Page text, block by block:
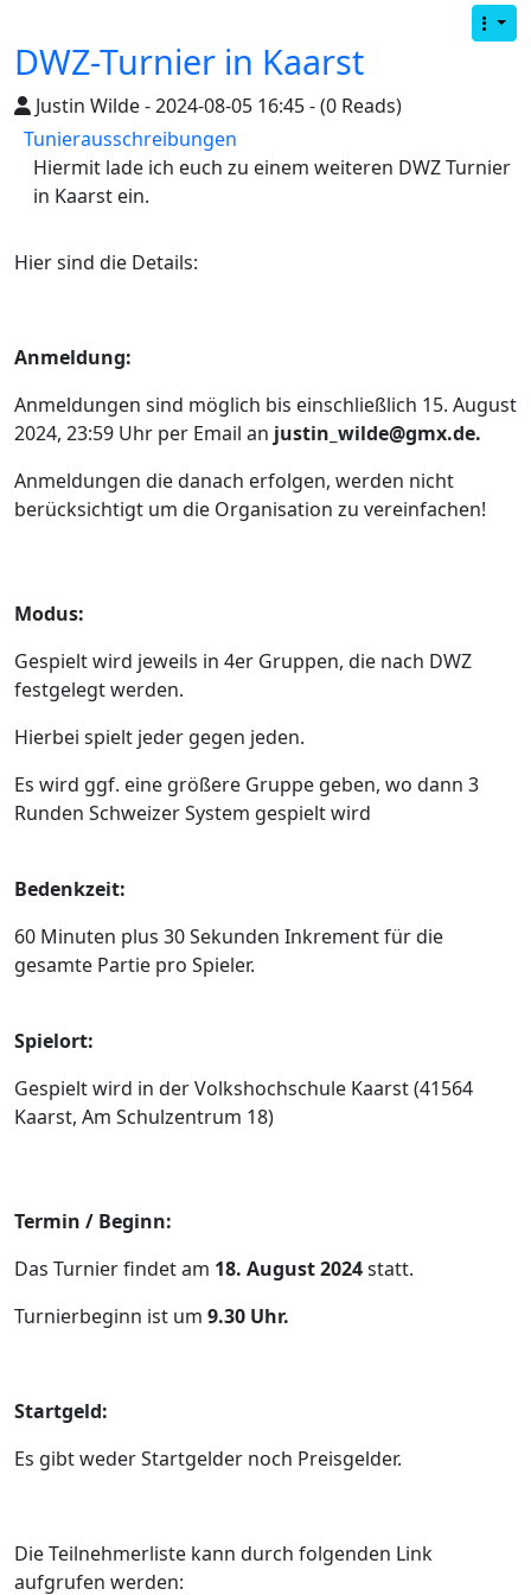
DWZ-Turnier in Kaarst
Justin Wilde - 2024-08-05 16:45 - (0 Reads)
Tunierausschreibungen
Hiermit lade ich euch zu einem weiteren DWZ Turnier
in Kaarst ein.
Hier sind die Details:
Anmeldung:
Anmeldungen sind möglich bis einschließlich 15. August
2024, 23:59 Uhr per Email an justin_wilde@gmx.de.
Anmeldungen die danach erfolgen, werden nicht
berücksichtigt um die Organisation zu vereinfachen!
Modus:
Gespielt wird jeweils in 4er Gruppen, die nach DWZ
festgelegt werden.
Hierbei spielt jeder gegen jeden.
Es wird ggf. eine größere Gruppe geben, wo dann 3
Runden Schweizer System gespielt wird
Bedenkzeit:
60 Minuten plus 30 Sekunden Inkrement für die
gesamte Partie pro Spieler.
Spielort:
Gespielt wird in der Volkshochschule Kaarst (41564
Kaarst, Am Schulzentrum 18)
Termin / Beginn:
Das Turnier findet am 18. August 2024statt.
Turnierbeginn ist um 9.30 Uhr.
Startgeld:
Es gibt weder Startgelder noch Preisgelder.
Die Teilnehmerliste kann durch folgenden Link
aufgrufen werden: